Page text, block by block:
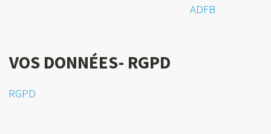
ADFB
VOS DONNÉES- RGPD
RGPD